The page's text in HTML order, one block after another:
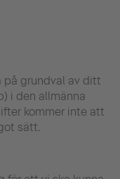
på grundval av ditt
i den allmänna
kommer inte att
sätt.